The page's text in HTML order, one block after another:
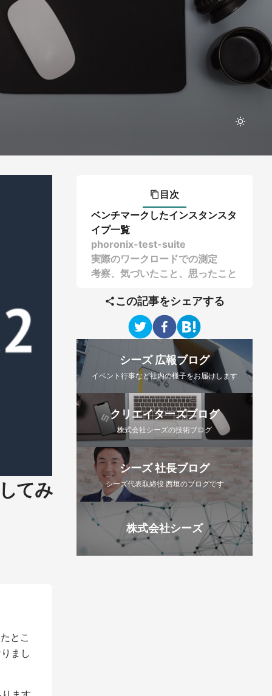
てみ
とこ
まし
目次
ベンチマークしたインスタンスタ
イプ一覧
phoronix-test-suite
実際のワークロードでの測定
考察、気づいたこと、思ったこと
この記事をシェアする
シーズ 広報ブログ
イベント行事など社内の様子をお届けします
クリエイターズブログ
株式会社シーズの技術ブログ
シーズ 社長ブログ
シーズ代表取締役 西垣のブログです
株式会社シーズ